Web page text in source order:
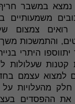
נמצא במשבר
משמעותיים
רואים צמצום
והתמשכות משך
היתרי
שעלולות
למצוא עצמם
מהעלויות על
את ההפסדים